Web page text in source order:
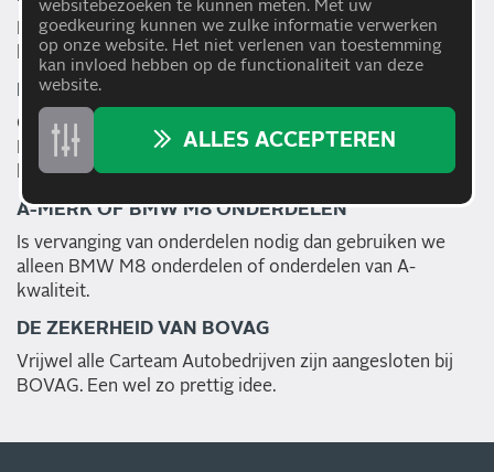
Bij Carteam Autobedrijven betaalt u alleen wat u nodig
heeft: goed en betaalbaar onderhoud voor uw BMW M8.
HAAL- EN BRENGSERVICE
Carteam Autobedrijven houden u mobiel, ook als uw
BMW M8 in onderhoud is. Met een huurauto of gratis
haal- en brengservice binnen de regio.
A-MERK OF BMW M8 ONDERDELEN
Is vervanging van onderdelen nodig dan gebruiken we
alleen BMW M8 onderdelen of onderdelen van A-
kwaliteit.
DE ZEKERHEID VAN BOVAG
Vrijwel alle Carteam Autobedrijven zijn aangesloten bij
BOVAG. Een wel zo prettig idee.
websitebezoeken te kunnen meten. Met uw
goedkeuring kunnen we zulke informatie verwerken
op onze website. Het niet verlenen van toestemming
kan invloed hebben op de functionaliteit van deze
website.
ALLES ACCEPTEREN